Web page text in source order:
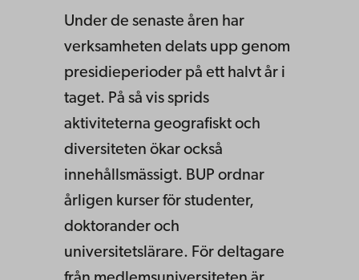
Under de senaste åren har
verksamheten delats upp genom
presidieperioder på ett halvt år i
taget. På så vis sprids
aktiviteterna geografiskt och
diversiteten ökar också
innehållsmässigt. BUP ordnar
årligen kurser för studenter,
doktorander och
universitetslärare. För deltagare